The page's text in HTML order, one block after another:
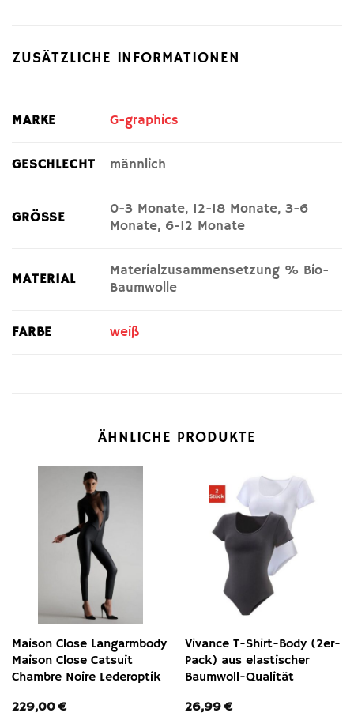
ZUSÄTZLICHE INFORMATIONEN
MARKE G-graphics
GESCHLECHT männlich
GRÖSSE
0-3 Monate, 12-18 Monate, 3-6
Monate, 6-12 Monate
MATERIAL
Materialzusammensetzung % Bio-
Baumwolle
FARBE weiß
ÄHNLICHE PRODUKTE
Maison Close Langarmbody
Maison Close Catsuit
Chambre Noire Lederoptik
229,00€
Vivance T-Shirt-Body (2er-
Pack) aus elastischer
Baumwoll-Qualität
26,99€